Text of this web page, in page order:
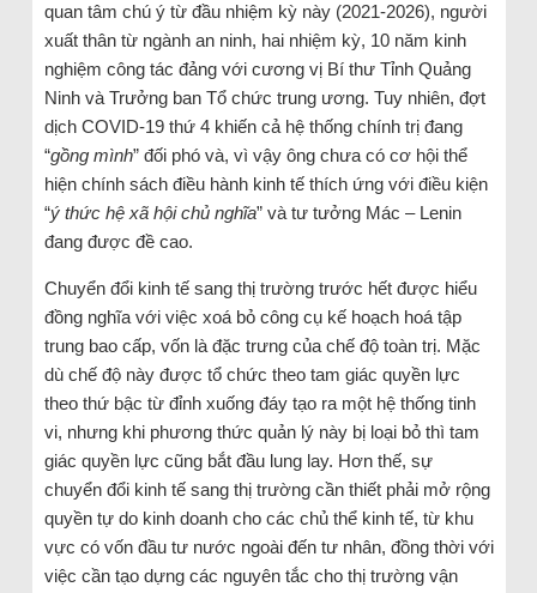
quan tâm chú ý từ đầu nhiệm kỳ này (2021-2026), người
xuất thân từ ngành an ninh, hai nhiệm kỳ, 10 năm kinh
nghiệm công tác đảng với cương vị Bí thư Tỉnh Quảng
Ninh và Trưởng ban Tổ chức trung ương. Tuy nhiên, đợt
dịch COVID-19 thứ 4 khiến cả hệ thống chính trị đang
“gồng mình” đối phó và, vì vậy ông chưa có cơ hội thể
hiện chính sách điều hành kinh tế thích ứng với điều kiện
“ý thức hệ xã hội chủ nghĩa” và tư tưởng Mác – Lenin
đang được đề cao.
Chuyển đổi kinh tế sang thị trường trước hết được hiểu
đồng nghĩa với việc xoá bỏ công cụ kế hoạch hoá tập
trung bao cấp, vốn là đặc trưng của chế độ toàn trị. Mặc
dù chế độ này được tổ chức theo tam giác quyền lực
theo thứ bậc từ đỉnh xuống đáy tạo ra một hệ thống tinh
vi, nhưng khi phương thức quản lý này bị loại bỏ thì tam
giác quyền lực cũng bắt đầu lung lay. Hơn thế, sự
chuyển đổi kinh tế sang thị trường cần thiết phải mở rộng
quyền tự do kinh doanh cho các chủ thể kinh tế, từ khu
vực có vốn đầu tư nước ngoài đến tư nhân, đồng thời với
việc cần tạo dựng các nguyên tắc cho thị trường vận